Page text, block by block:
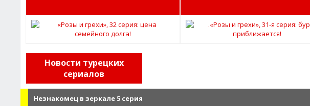
Новости турецких
сериалов
Незнакомец в зеркале 5 серия